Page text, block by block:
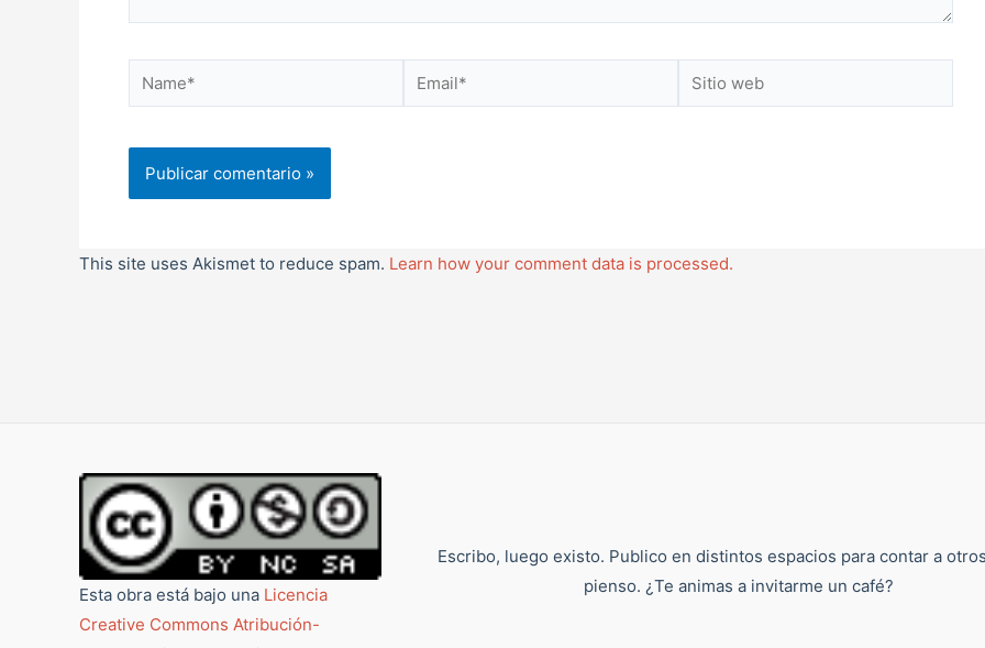
Name* Email*
Sitio
web
This site uses Akismet to reduce spam. Learn how your comment data is processed.
Esta obra está bajo una Licencia
Creative Commons Atribución-
Escribo, luego existo. Publico en distintos espacios para contar a
pienso. ¿Te animas a invitarme un café?